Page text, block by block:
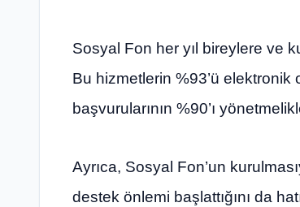
Sosyal Fon her yıl bireylere ve
Bu hizmetlerin %93’ü elektronik
başvurularının %90’ı
Ayrıca, Sosyal Fon’un
destek önlemi başlattığını da